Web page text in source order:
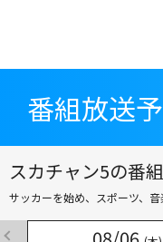
番組放送
番組放送予
スカチャン5の番
サッカーを始め、スポーツ、